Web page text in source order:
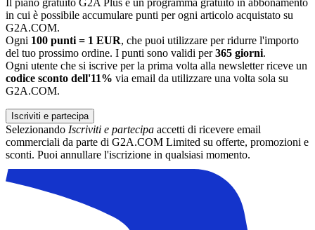
Il piano gratuito G2A Plus è un programma gratuito in abbonamento
in cui è possibile accumulare punti per ogni articolo acquistato su
G2A.COM.
Ogni 100 punti = 1 EUR, che puoi utilizzare per ridurre l'importo
del tuo prossimo ordine. I punti sono validi per365 giorni.
Ogni utente che si iscrive per la prima volta alla newsletter riceve un
codice sconto dell'11% via email da utilizzare una volta sola su
G2A.COM.
Iscriviti e partecipa
Selezionando Iscriviti e partecipa accetti di ricevere email
commerciali da parte di G2A.COM Limited su offerte, promozioni e
sconti. Puoi annullare l'iscrizione in qualsiasi momento.